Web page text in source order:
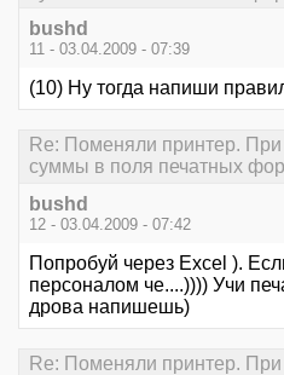
bushd
11 - 03.04.2009 - 07:39
(10) Ну тогда напиши
Re: Поменяли принтер. При
суммы в поля печатных
bushd
12 - 03.04.2009 - 07:42
Попробуй через Exсel ).
персоналом че....)))) Учи
дрова напишешь)
Re: Поменяли принтер. При